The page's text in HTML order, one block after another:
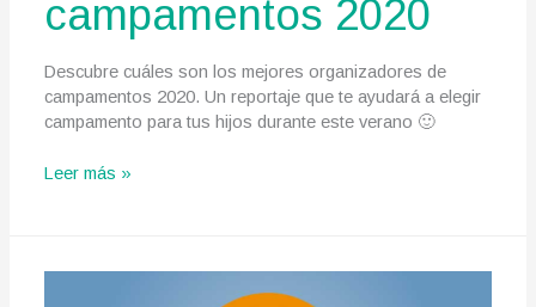
campamentos 2020
Descubre cuáles son los mejores organizadores de
campamentos 2020. Un reportaje que te ayudará a elegir
campamento para tus hijos durante este verano 🙂
Los
de
Leer más »